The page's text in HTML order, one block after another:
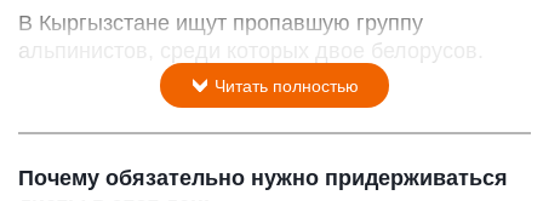
В Кыргызстане ищут пропавшую группу
альпинистов, среди которых двое белорусов.
Читать полностью
Почему обязательно нужно придерживаться